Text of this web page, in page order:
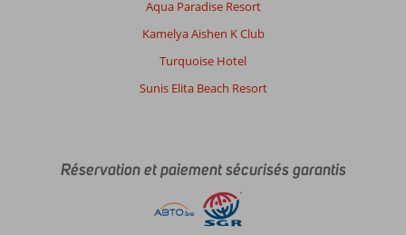
Aqua Paradise Resort
Kamelya Aishen K Club
Turquoise Hotel
Sunis Elita Beach Resort
Réservation et paiement sécurisés garantis